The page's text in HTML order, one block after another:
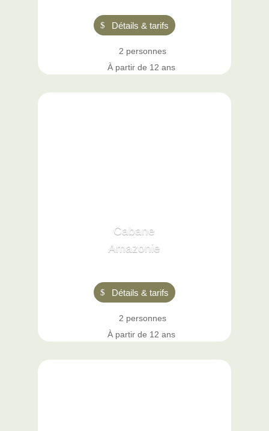
Détails & tarifs
2 personnes
À partir de 12 ans
Cabane
Amazonie
Détails & tarifs
2 personnes
À partir de 12 ans